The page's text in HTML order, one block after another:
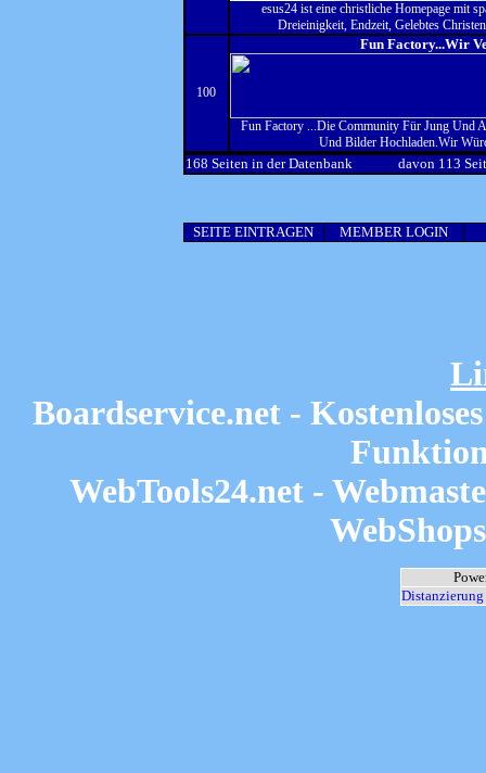
esus24 ist eine christliche Homepage mit
Dreieinigkeit, Endzeit, Gelebtes
100
Fun Factory...Wir
Fun Factory ...Die Community Für Jung Und
Und Bilder Hochladen.Wir
168 Seiten in der Datenbank davon 113
SEITE EINTRAGEN MEMBER LOGIN
Boardservice.net -
WebTools24.net -
Distanzierung